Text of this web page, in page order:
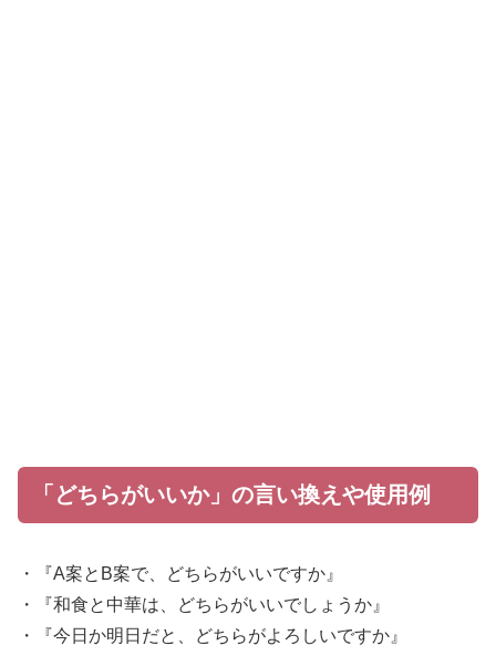
「どちらがいいか」の言い換えや使用例
・『A案とB案で、どちらがいいですか』
・『和食と中華は、どちらがいいでしょうか』
・『今日か明日だと、どちらがよろしいですか』